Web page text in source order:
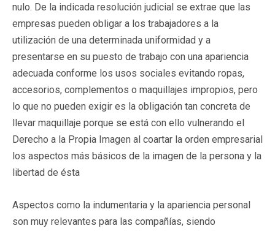
nulo. De la indicada resolución judicial se extrae que las
empresas pueden obligar a los trabajadores a la
utilización de una determinada uniformidad y a
presentarse en su puesto de trabajo con una apariencia
adecuada conforme los usos sociales evitando ropas,
accesorios, complementos o maquillajes impropios, pero
lo que no pueden exigir es la obligación tan concreta de
llevar maquillaje porque se está con ello vulnerando el
Derecho a la Propia Imagen al coartar la orden empresarial
los aspectos más básicos de la imagen de la persona y la
libertad de ésta
Aspectos como la indumentaria y la apariencia personal
son muy relevantes para las compañías, siendo